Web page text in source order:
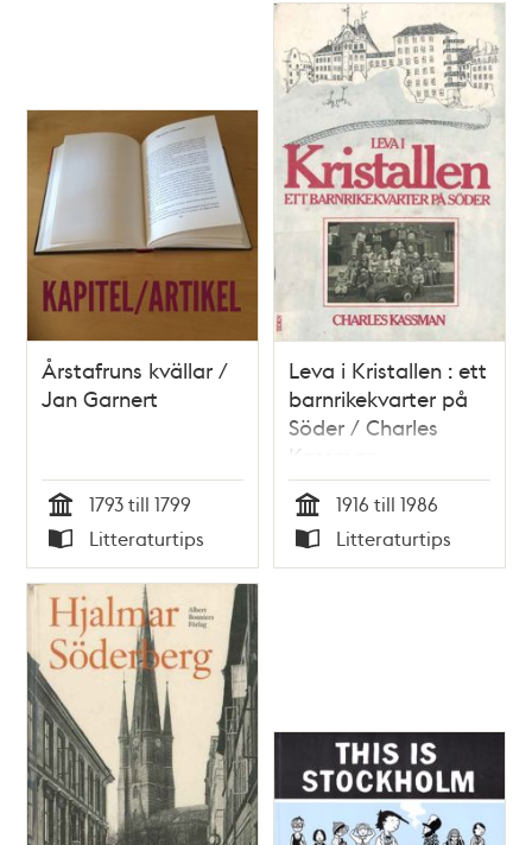
Årstafruns kvällar /
Jan Garnert
Tid
1793 till 1799
Typ
Litteraturtips
Leva i Kristallen : ett
barnrikekvarter på
Söder / Charles
Kassman
Tid
1916 till 1986
Typ
Litteraturtips